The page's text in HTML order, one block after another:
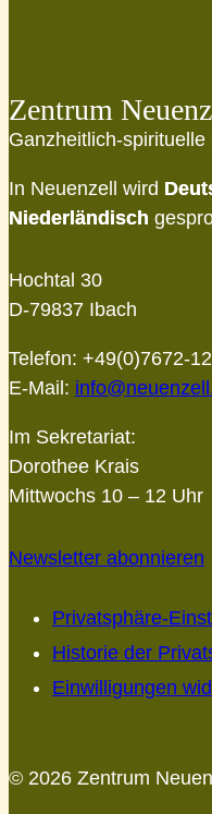
Zentrum
Ganzheitlich-spirituelle
In Neuenzell wird
Niederländisch
Hochtal 30
D-79837 Ibach
Telefon: +49(0)7672-
E-Mail:
Im Sekretariat:
Dorothee Krais
Mittwochs 10 – 12 Uhr
Newsletter abonnieren
Privatsphäre-
Historie der
Einwilligungen
© 2026 Zentrum